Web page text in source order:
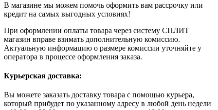
В магазине мы можем помочь оформить вам рассрочку или
кредит на самых выгодных условиях!
При оформлении оплаты товара через систему СПЛИТ
магазин вправе взимать дополнительную комиссию.
Актуальную информацию о размере комиссии уточняйте у
оператора в процессе оформления заказа.
Курьерская доставка:
Вы можете заказать доставку товара с помощью курьера,
который прибудет по указанному адресу в любой день недели